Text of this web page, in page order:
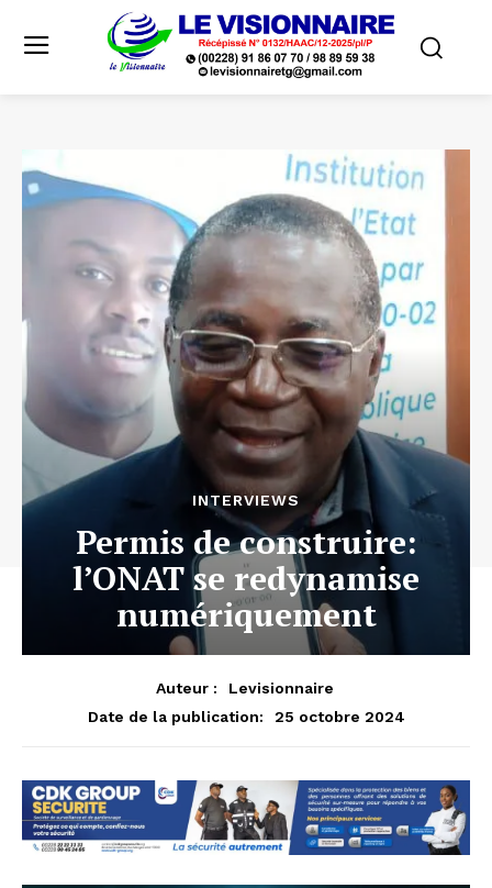
INTERVIEWS
Permis de construire:
l’ONAT se redynamise
numériquement
Auteur :
Levisionnaire
Date de la publication:
25 octobre 2024